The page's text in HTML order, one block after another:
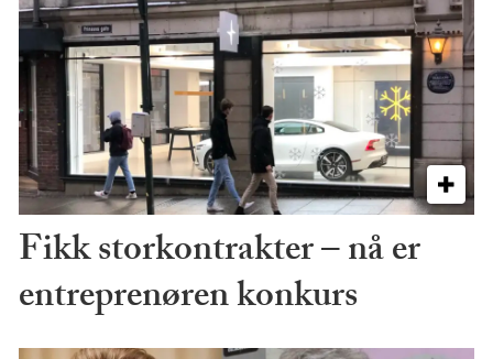
Fikk storkontrakter – nå er
entreprenøren konkurs